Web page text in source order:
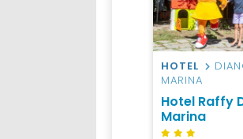
HOTEL
MARINA
Hotel Raffy
Marina